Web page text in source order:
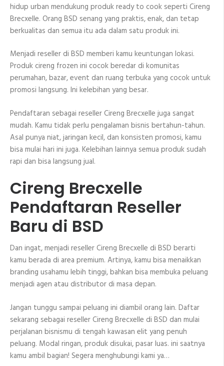
hidup urban mendukung produk ready to cook seperti Cireng
Brecxelle. Orang BSD senang yang praktis, enak, dan tetap
berkualitas dan semua itu ada dalam satu produk ini.
Menjadi reseller di BSD memberi kamu keuntungan lokasi.
Produk cireng frozen ini cocok beredar di komunitas
perumahan, bazar, event dan ruang terbuka yang cocok untuk
promosi langsung. Ini kelebihan yang besar.
Pendaftaran sebagai reseller Cireng Brecxelle juga sangat
mudah. Kamu tidak perlu pengalaman bisnis bertahun-tahun.
Asal punya niat, jaringan kecil, dan konsisten promosi, kamu
bisa mulai hari ini juga. Kelebihan lainnya semua produk sudah
rapi dan bisa langsung jual.
Cireng Brecxelle
Pendaftaran Reseller
Baru di BSD
Dan ingat, menjadi reseller Cireng Brecxelle di BSD berarti
kamu berada di area premium. Artinya, kamu bisa menaikkan
branding usahamu lebih tinggi, bahkan bisa membuka peluang
menjadi agen atau distributor di masa depan.
Jangan tunggu sampai peluang ini diambil orang lain. Daftar
sekarang sebagai reseller Cireng Brecxelle di BSD dan mulai
perjalanan bisnismu di tengah kawasan elit yang penuh
peluang. Modal ringan, produk disukai, pasar luas. ini saatnya
kamu ambil bagian! Segera menghubungi kami ya…